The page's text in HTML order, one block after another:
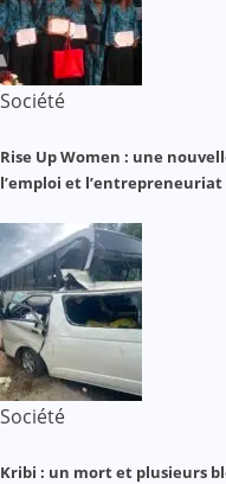
Société
Rise Up Women : une
l’emploi et l’entrepreneuriat
Société
Kribi : un mort et plusieurs